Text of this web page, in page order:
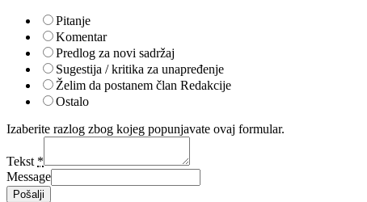
Pitanje
Komentar
Predlog za novi sadržaj
Sugestija / kritika za unapređenje
Želim da postanem član Redakcije
Ostalo
Izaberite razlog zbog kojeg popunjavate ovaj formular.
Tekst *
Message
Pošalji